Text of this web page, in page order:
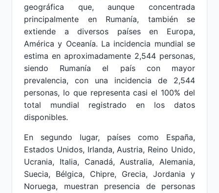
geográfica que, aunque concentrada
principalmente en Rumanía, también se
extiende a diversos países en Europa,
América y Oceanía. La incidencia mundial se
estima en aproximadamente 2,544 personas,
siendo Rumanía el país con mayor
prevalencia, con una incidencia de 2,544
personas, lo que representa casi el 100% del
total mundial registrado en los datos
disponibles.
En segundo lugar, países como España,
Estados Unidos, Irlanda, Austria, Reino Unido,
Ucrania, Italia, Canadá, Australia, Alemania,
Suecia, Bélgica, Chipre, Grecia, Jordania y
Noruega, muestran presencia de personas